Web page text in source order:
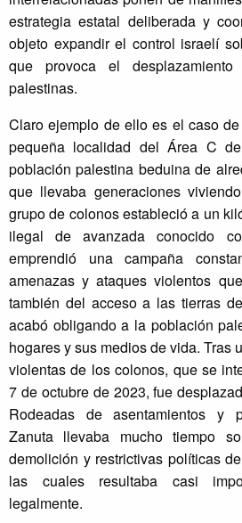
estrategia estatal deliberada y
objeto expandir el control israelí
que provoca el
palestinas.
Claro ejemplo de ello es el caso
pequeña localidad del Área C
población palestina beduina de
que llevaba generaciones
grupo de colonos estableció a un
ilegal de avanzada conocido
emprendió una campaña
amenazas y ataques violentos
también del acceso a las tierras
acabó obligando a la población
hogares y sus medios de vida. Tras
violentas de los colonos, que se
7 de octubre de 2023, fue
Rodeadas de asentamientos y
Zanuta llevaba mucho tiempo
demolición y restrictivas políticas
las cuales resultaba casi
legalmente.